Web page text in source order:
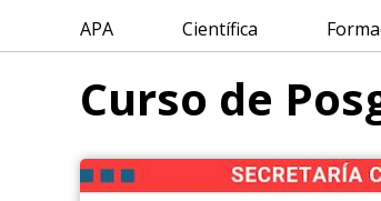
APA Científica
Curso de